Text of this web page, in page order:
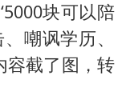
块可以陪
嘲讽学历、
容截了图，转